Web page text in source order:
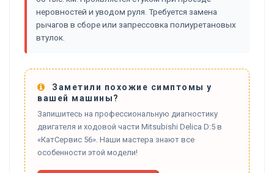
неровностей и уводом руля. Требуется замена
рычагов в сборе или запрессовка полиуретановых
втулок.
Заметили похожие симптомы у
вашей машины?
Запишитесь на профессиональную диагностику
двигателя и ходовой части Mitsubishi Delica D:5 в
«КатСервис 56». Наши мастера знают все
особенности этой модели!